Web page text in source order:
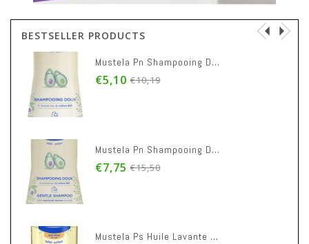
BESTSELLER PRODUCTS
Mustela Pn Shampooing Doux 200ml
€5,10 €10,19
Mustela Pn Shampooing Doux 500ml
€7,75 €15,50
Mustela Ps Huile Lavante 500ml